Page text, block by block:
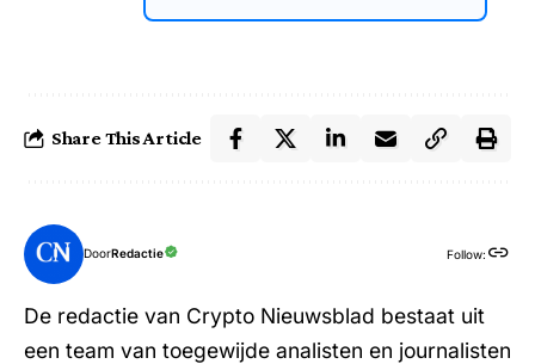
Share This Article
DoorRedactie Follow:
De redactie van Crypto Nieuwsblad bestaat uit
een team van toegewijde analisten en journalisten